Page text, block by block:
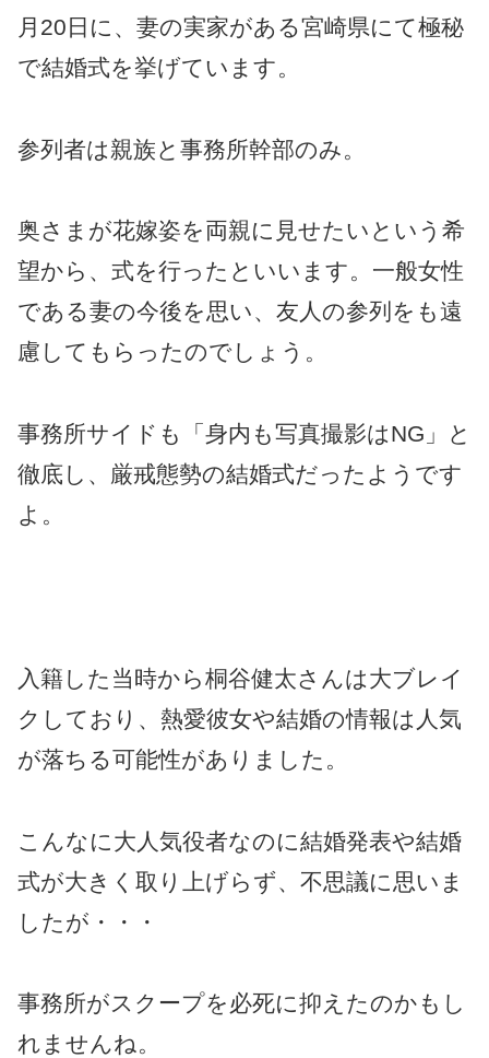
月20日に、妻の実家がある宮崎県にて極秘
で結婚式を挙げています。
参列者は親族と事務所幹部のみ。
奥さまが花嫁姿を両親に見せたいという希
望から、式を行ったといいます。一般女性
である妻の今後を思い、友人の参列をも遠
慮してもらったのでしょう。
事務所サイドも「身内も写真撮影はNG」と
徹底し、厳戒態勢の結婚式だったようです
よ。
入籍した当時から桐谷健太さんは大ブレイ
クしており、熱愛彼女や結婚の情報は人気
が落ちる可能性がありました。
こんなに大人気役者なのに結婚発表や結婚
式が大きく取り上げらず、不思議に思いま
したが・・・
事務所がスクープを必死に抑えたのかもし
れませんね。